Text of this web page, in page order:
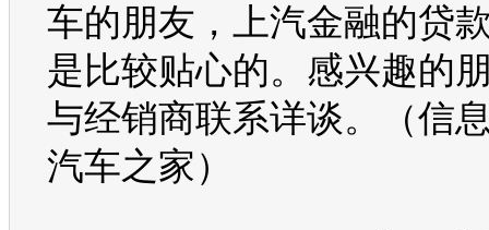
车的朋友，上汽金融的贷
是比较贴心的。感兴趣的
与经销商联系详谈。（信
汽车之家）